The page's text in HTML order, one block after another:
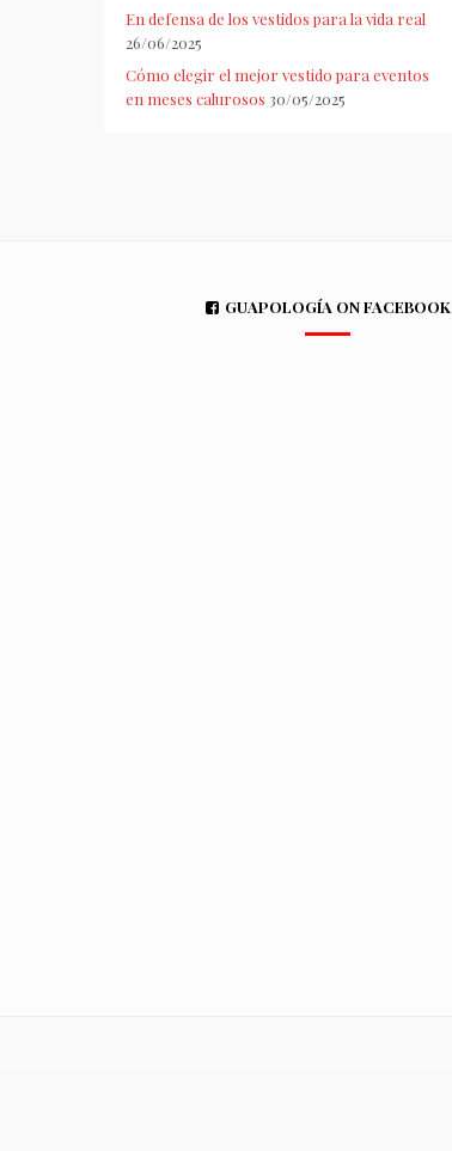
En defensa de los vestidos para la vida real
26/06/2025
Cómo elegir el mejor vestido para eventos
en meses calurosos 30/05/2025
GUAPOLOGÍA ON FACEBOOK